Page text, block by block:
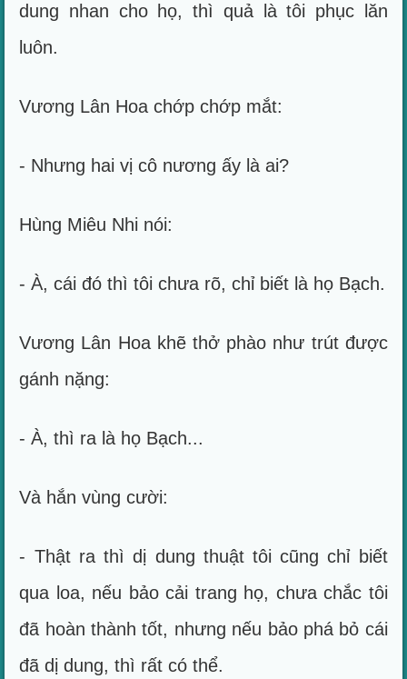
dung nhan cho họ, thì quả là tôi phục lăn
luôn.
Vương Lân Hoa chớp chớp mắt:
- Nhưng hai vị cô nương ấy là ai?
Hùng Miêu Nhi nói:
- À, cái đó thì tôi chưa rõ, chỉ biết là họ Bạch.
Vương Lân Hoa khẽ thở phào như trút được
gánh nặng:
- À, thì ra là họ Bạch...
Và hắn vùng cười:
- Thật ra thì dị dung thuật tôi cũng chỉ biết
qua loa, nếu bảo cải trang họ, chưa chắc tôi
đã hoàn thành tốt, nhưng nếu bảo phá bỏ cái
đã dị dung, thì rất có thể.